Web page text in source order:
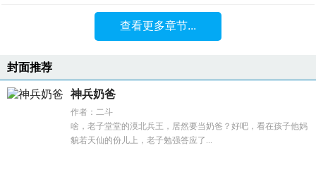
查看更多章节...
封面推荐
神兵奶爸
作者：二斗
啥，老子堂堂的漠北兵王，居然要当奶爸？好吧，看在孩子他妈
貌若天仙的份儿上，老子勉强答应了...